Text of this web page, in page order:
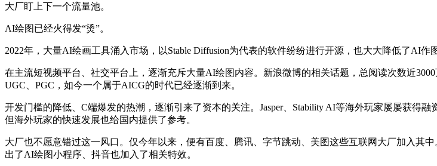
大厂盯上下一个流量池。
AI绘图已经火得发“烫”。
2022年，大量AI绘画工具涌入市场，以Stable Diffusion为代表的软件纷纷进行开源，也大大降低了AI
在主流短视频平台、社交平台上，逐渐充斥大量AI绘图内容。新浪微博的相关话题，总阅读次数近
UGC、PGC，如今一个属于AICG的时代已经逐渐到来。
开发门槛的降低、C端爆发的热潮，逐渐引来了资本的关注。Jasper、Stability AI等海外玩家屡屡获得
但海外玩家的快速发展也给国内提供了参考。
大厂也不愿意错过这一风口。仅今年以来，便有百度、腾讯、字节跳动、美图这些互联网大厂加入其
出了AI绘图小程序、抖音也加入了相关特效。